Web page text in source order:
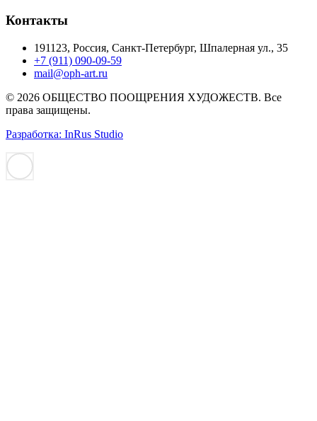
Контакты
191123, Россия, Санкт-Петербург, Шпалерная ул., 35
+7 (911) 090-09-59
mail@oph-art.ru
© 2026 ОБЩЕСТВО ПООЩРЕНИЯ ХУДОЖЕСТВ. Все
права защищены.
Разработка: InRus Studio